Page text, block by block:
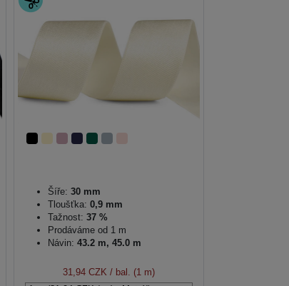
Šíře: 30 mm
Tloušťka: 0,9 mm
Tažnost: 37 %
Prodáváme od 1 m
Návin: 43.2 m, 45.0 m
31,94 CZK / bal. (1 m)